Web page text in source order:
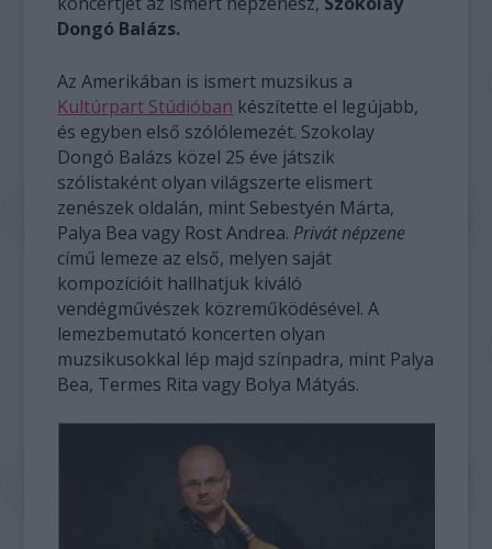
Dongó Balázs.
Az Amerikában is ismert muzsikus a
Kultúrpart Stúdióban készítette el legújabb,
és egyben első szólólemezét. Szokolay
Dongó Balázs közel 25 éve játszik
szólistaként olyan világszerte elismert
zenészek oldalán, mint Sebestyén Márta,
Palya Bea vagy Rost Andrea. Privát népzene
című lemeze az első, melyen saját
kompozícióit hallhatjuk kiváló
vendégművészek közreműködésével. A
lemezbemutató koncerten olyan
muzsikusokkal lép majd színpadra, mint Palya
Bea, Termes Rita vagy Bolya Mátyás.